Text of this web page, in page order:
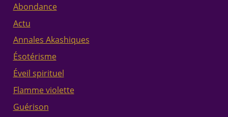
Abondance
Actu
Annales Akashiques
Ésotérisme
Éveil spirituel
Flamme violette
Guérison